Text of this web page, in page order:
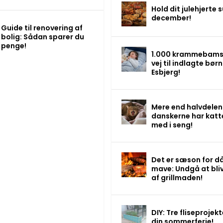
Guide til renovering af
bolig: Sådan sparer du
penge!
Hold dit julehjerte
december!
1.000
vej til indlagte
Esbjerg!
Mere end
danskerne har
med i seng!
Det er sæson for
mave: Undgå at
af grillmaden!
DIY: Tre